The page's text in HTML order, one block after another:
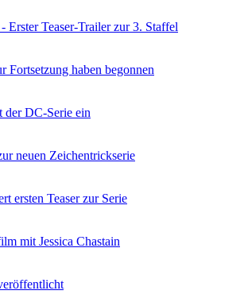
Teaser-Trailer zur 3. Staffel
Fortsetzung haben begonnen
der DC-Serie ein
neuen Zeichentrickserie
ersten Teaser zur Serie
mit Jessica Chastain